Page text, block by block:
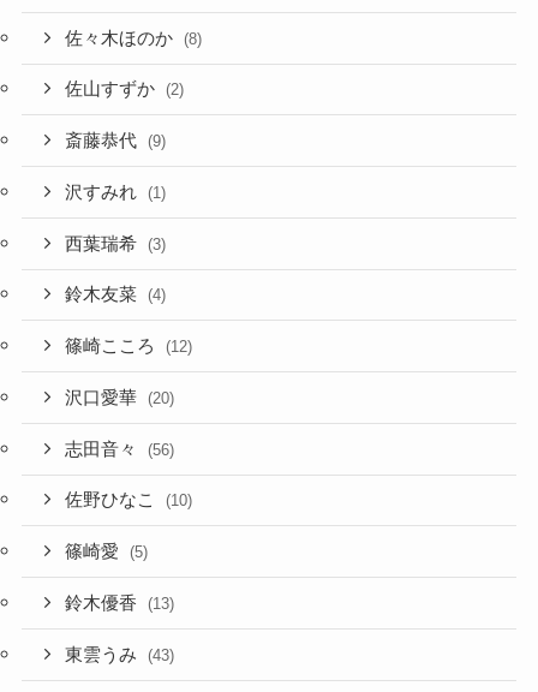
佐々木ほのか (8)
佐山すずか (2)
斎藤恭代 (9)
沢すみれ (1)
西葉瑞希 (3)
鈴木友菜 (4)
篠崎こころ (12)
沢口愛華 (20)
志田音々 (56)
佐野ひなこ (10)
篠崎愛 (5)
鈴木優香 (13)
東雲うみ (43)